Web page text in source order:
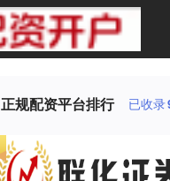
正规配资平台排行 已收录